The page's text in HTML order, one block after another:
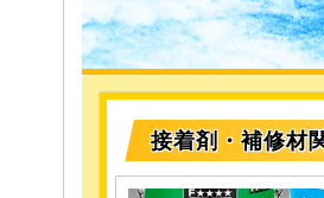
接着剤・補修材